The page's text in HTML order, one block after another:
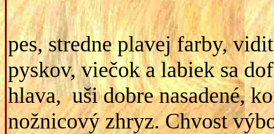
pes, stredne plavej farby,
pyskov, viečok a labiek sa
hlava, uši dobre nasadené,
nožnicový zhryz. Chvost